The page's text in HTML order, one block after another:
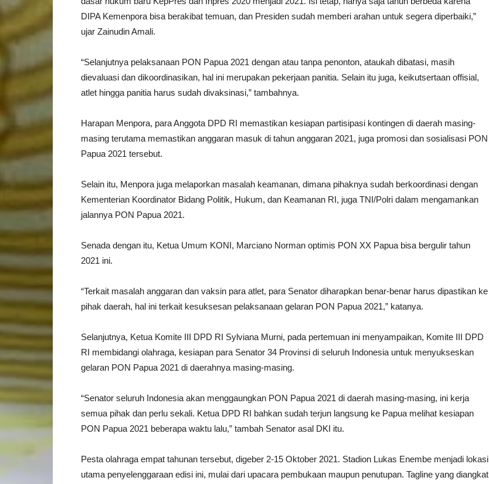
DIPA Kemenpora bisa berakibat temuan, dan Presiden sudah memberi arahan untuk segera diperbaiki,”
ujar Zainudin Amali.
“Selanjutnya pelaksanaan PON Papua 2021 dengan atau tanpa penonton, ataukah dibatasi, masih
dievaluasi dan dikoordinasikan, hal ini merupakan pekerjaan panitia. Selain itu juga, keikutsertaan offisial,
atlet hingga panitia harus sudah divaksinasi,” tambahnya.
Harapan Menpora, para Anggota DPD RI memastikan kesiapan partisipasi kontingen di daerah masing-
masing terutama memastikan anggaran masuk di tahun anggaran 2021, juga promosi dan sosialisasi PON
Papua 2021 tersebut.
Selain itu, Menpora juga melaporkan masalah keamanan, dimana pihaknya sudah berkoordinasi dengan
Kementerian Koordinator Bidang Politik, Hukum, dan Keamanan RI, juga TNI/Polri dalam mengamankan
jalannya PON Papua 2021.
Senada dengan itu, Ketua Umum KONI, Marciano Norman optimis PON XX Papua bisa bergulir tahun
2021 ini.
“Terkait masalah anggaran dan vaksin para atlet, para Senator diharapkan benar-benar harus dipastikan ke
pihak daerah, hal ini terkait kesuksesan pelaksanaan gelaran PON Papua 2021,” katanya.
Selanjutnya, Ketua Komite III DPD RI Sylviana Murni, pada pertemuan ini menyampaikan, Komite III DPD
RI membidangi olahraga, kesiapan para Senator 34 Provinsi di seluruh Indonesia untuk menyukseskan
gelaran PON Papua 2021 di daerahnya masing-masing.
“Senator seluruh Indonesia akan menggaungkan PON Papua 2021 di daerah masing-masing, ini kerja
semua pihak dan perlu sekali. Ketua DPD RI bahkan sudah terjun langsung ke Papua melihat kesiapan
PON Papua 2021 beberapa waktu lalu,” tambah Senator asal DKI itu.
Pesta olahraga empat tahunan tersebut, digeber 2-15 Oktober 2021. Stadion Lukas Enembe menjadi lokasi
utama penyelenggaraan edisi ini, mulai dari upacara pembukaan maupun penutupan. Tagline yang diangkat